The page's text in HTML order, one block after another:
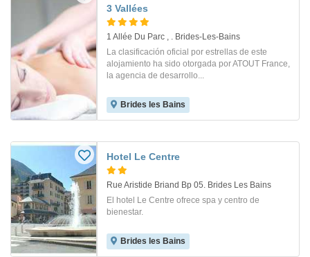
3 Vallées
1 Allée Du Parc , . Brides-Les-Bains
La clasificación oficial por estrellas de este
alojamiento ha sido otorgada por ATOUT France,
la agencia de desarrollo...
Brides les Bains
Hotel Le Centre
Rue Aristide Briand Bp 05. Brides Les Bains
El hotel Le Centre ofrece spa y centro de
bienestar.
Brides les Bains